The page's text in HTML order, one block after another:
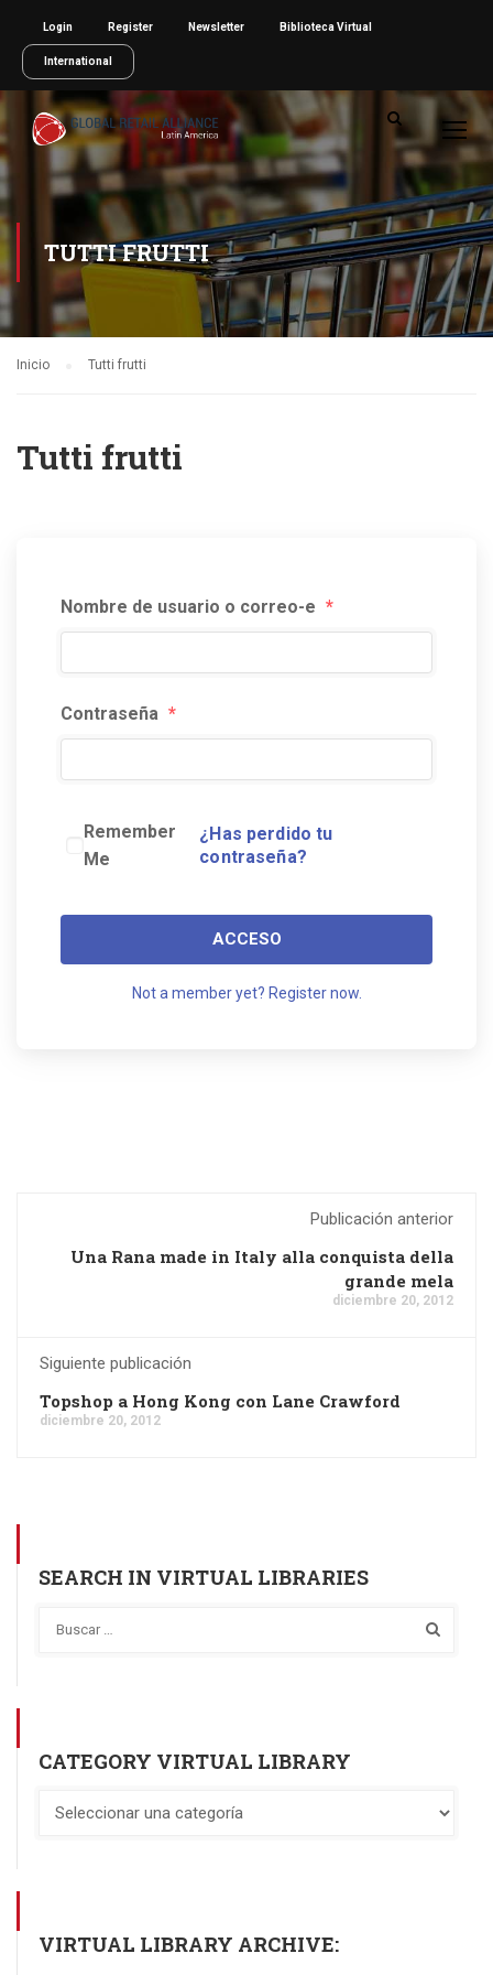
Login Register Newsletter Biblioteca Virtual
International
TUTTI FRUTTI
Inicio Tutti frutti
Tutti frutti
Nombre de usuario o correo-e *
Contraseña *
Remember
Me
¿Has perdido tu
contraseña?
ACCESO
Not a member yet? Register now.
Publicación anterior
Una Rana made in Italy alla conquista della
grande mela
diciembre 20, 2012
Siguiente publicación
Topshop a Hong Kong con Lane Crawford
diciembre 20, 2012
SEARCH IN VIRTUAL LIBRARIES
CATEGORY VIRTUAL LIBRARY
VIRTUAL LIBRARY ARCHIVE: